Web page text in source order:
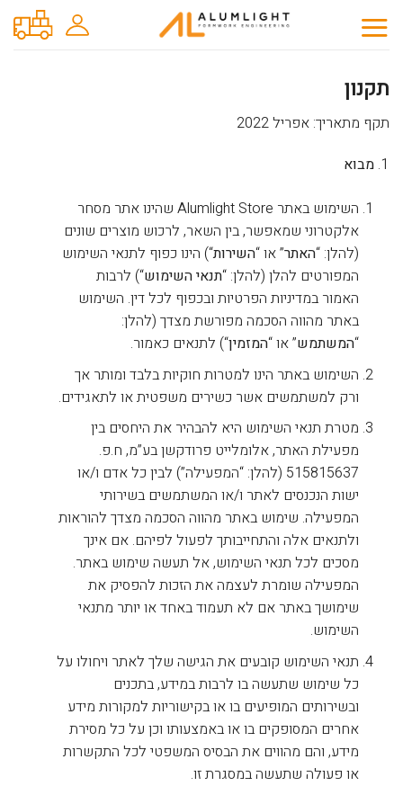
תקנון
תקף מתאריך: אפריל 2022
מבוא
השימוש באתר Alumlight Store שהינו אתר מסחר
אלקטרוני שמאפשר, בין השאר, לרכוש מוצרים שונים
(להלן: “האתר” או “השירות“) הינו כפוף לתנאי השימוש
המפורטים להלן (להלן: “תנאי השימוש“) לרבות
האמור במדיניות הפרטיות ובכפוף לכל דין. השימוש
באתר מהווה הסכמה מפורשת מצדך (להלן:
“המשתמש” או “המזמין“) לתנאים כאמור.
השימוש באתר הינו למטרות חוקיות בלבד ומותר אך
ורק למשתמשים אשר כשירים משפטית או לתאגידים.
מטרת תנאי השימוש היא להבהיר את היחסים בין
מפעילת האתר, אלומלייט פרודקשן בע”מ, ח.פ.
515815637 (להלן: “המפעילה”) לבין כל אדם ו/או
ישות הנכנסים לאתר ו/או המשתמשים בשירותי
המפעילה. שימוש באתר מהווה הסכמה מצדך להוראות
ולתנאים אלה והתחייבותך לפעול לפיהם. אם אינך
מסכים לכל תנאי השימוש, אל תעשה שימוש באתר.
המפעילה שומרת לעצמה את הזכות להפסיק את
שימושך באתר אם לא תעמוד באחד או יותר מתנאי
השימוש.
תנאי השימוש קובעים את הגישה שלך לאתר ויחולו על
כל שימוש שתעשה בו לרבות במידע, בתכנים
ובשירותים המופיעים בו או בקישוריות למקורות מידע
אחרים המסופקים בו או באמצעותו וכן על כל מסירת
מידע, והם מהווים את הבסיס המשפטי לכל התקשרות
או פעולה שתעשה במסגרת זו.